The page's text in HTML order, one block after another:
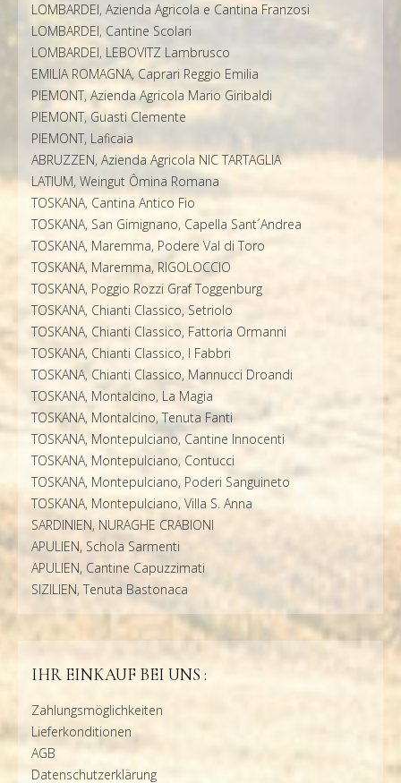
LOMBARDEI, Azienda Agricola e Cantina Franzosi
LOMBARDEI, Cantine Scolari
LOMBARDEI, LEBOVITZ Lambrusco
EMILIA ROMAGNA, Caprari Reggio Emilia
PIEMONT, Azienda Agricola Mario Giribaldi
PIEMONT, Guasti Clemente
PIEMONT, Laficaia
ABRUZZEN, Azienda Agricola NIC TARTAGLIA
LATIUM, Weingut Ômina Romana
TOSKANA, Cantina Antico Fio
TOSKANA, San Gimignano, Capella Sant´Andrea
TOSKANA, Maremma, Podere Val di Toro
TOSKANA, Maremma, RIGOLOCCIO
TOSKANA, Poggio Rozzi Graf Toggenburg
TOSKANA, Chianti Classico, Setriolo
TOSKANA, Chianti Classico, Fattoria Ormanni
TOSKANA, Chianti Classico, I Fabbri
TOSKANA, Chianti Classico, Mannucci Droandi
TOSKANA, Montalcino, La Magia
TOSKANA, Montalcino, Tenuta Fanti
TOSKANA, Montepulciano, Cantine Innocenti
TOSKANA, Montepulciano, Contucci
TOSKANA, Montepulciano, Poderi Sanguineto
TOSKANA, Montepulciano, Villa S. Anna
SARDINIEN, NURAGHE CRABIONI
APULIEN, Schola Sarmenti
APULIEN, Cantine Capuzzimati
SIZILIEN, Tenuta Bastonaca
IHR EINKAUF BEI UNS :
Zahlungsmöglichkeiten
Lieferkonditionen
AGB
Datenschutzerklärung